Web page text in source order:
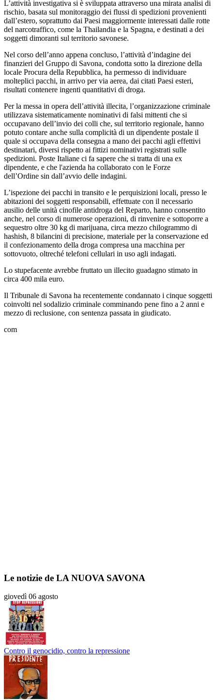
L’attività investigativa si è sviluppata attraverso una mirata analisi di
rischio, basata sul monitoraggio dei flussi di spedizioni provenienti
dall’estero, soprattutto dai Paesi maggiormente interessati dalle rotte
del narcotraffico, come la Thailandia e la Spagna, e destinati a dei
soggetti dimoranti sul territorio savonese.
Nel corso dell’anno appena concluso, l’attività d’indagine dei
finanzieri del Gruppo di Savona, condotta sotto la direzione della
locale Procura della Repubblica, ha permesso di individuare
molteplici pacchi, in arrivo per via aerea, dai citati Paesi esteri,
risultati contenere ingenti quantitativi di droga.
Per la messa in opera dell’attività illecita, l’organizzazione criminale
utilizzava sistematicamente nominativi di falsi mittenti che si
occupavano dell’invio dei colli che, sul territorio regionale, hanno
potuto contare anche sulla complicità di un dipendente postale il
quale si occupava della consegna a mano dei pacchi agli effettivi
destinatari, diversi rispetto ai fittizi nominativi registrati sulle
spedizioni. Poste Italiane ci fa sapere che si tratta di una ex
dipendente, e che l'azienda ha collaborato con le Forze
dell’Ordine sin dall’avvio delle indagini.
L’ispezione dei pacchi in transito e le perquisizioni locali, presso le
abitazioni dei soggetti responsabili, effettuate con il necessario
ausilio delle unità cinofile antidroga del Reparto, hanno consentito
anche, nel corso di numerose operazioni, di rinvenire e sottoporre a
sequestro oltre 30 kg di marijuana, circa mezzo chilogrammo di
hashish, 8 bilancini di precisione, materiale per la conservazione ed
il confezionamento della droga compresa una macchina per
sottovuoto, oltreché telefoni cellulari in uso agli indagati.
Lo stupefacente avrebbe fruttato un illecito guadagno stimato in
circa 400 mila euro.
Il Tribunale di Savona ha recentemente condannato i cinque soggetti
coinvolti nel sodalizio criminale comminando pene fino a 2 anni e
mezzo di reclusione, con sentenza passata in giudicato.
com
Le notizie de LA NUOVA SAVONA
giovedì 06 agosto
Contro il genocidio, contro la repressione